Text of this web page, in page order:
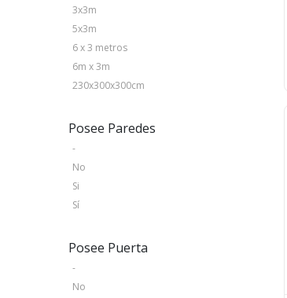
3x3m
5x3m
6 x 3 metros
6m x 3m
230x300x300cm
Posee Paredes
-
No
Si
Sí
Posee Puerta
-
No